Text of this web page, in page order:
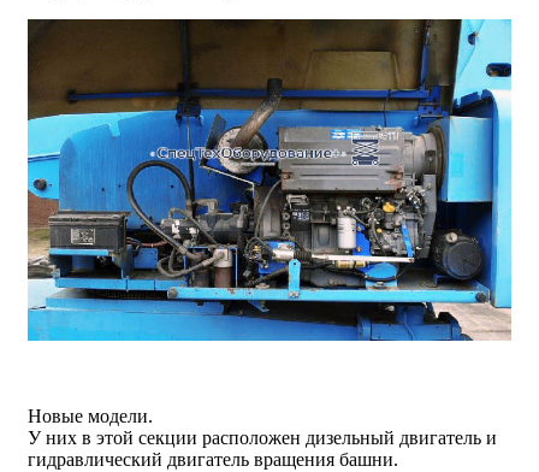
Новые модели.
У них в этой секции расположен дизельный двигатель и
гидравлический двигатель вращения башни.